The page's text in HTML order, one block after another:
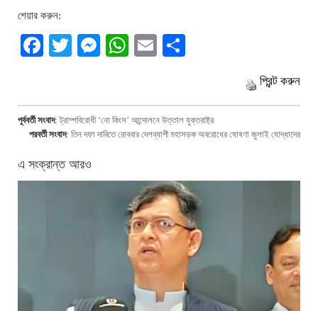
শেয়ার করুন:
Facebook
TwitterMessenger
WhatsApp
Email
প্রিন্ট করুন
পূর্ববর্তী সংবাদ:ট্রাম্পবিরোধী ‘নো কিংস’ আন্দোলনে উত্তাল যুক্তরাষ্ট্র
পরবর্তী সংবাদ: তিন দফা দাবিতে রোববার দেশব্যাপী মহাসড়ক অবরোধের ঘোষণা জুলাই যোদ্ধাদের
এ সংক্রান্ত আরও